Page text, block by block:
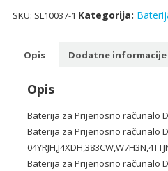
SKU: SL10037-1 Kategorija:
Opis Dodatne informacije
Opis
Baterija za Prijenosno računalo
Baterija za Prijenosno računalo
Baterija za Prijenosno računalo